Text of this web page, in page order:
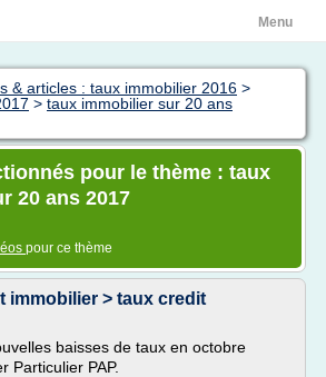
Menu
& articles : taux immobilier 2016 >
> taux immobilier sur 20 ans
pour le thème : taux
20 ans 2017
pour ce thème
immobilier > taux credit
baisses de taux en octobre
Particulier PAP.